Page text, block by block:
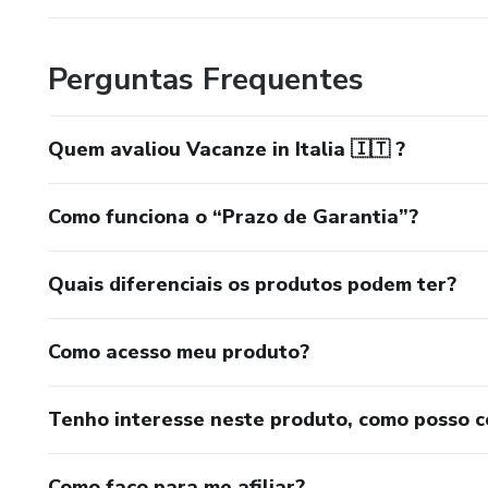
Perguntas Frequentes
Quem avaliou Vacanze in Italia 🇮🇹 ?
Como funciona o “Prazo de Garantia”?
Quais diferenciais os produtos podem ter?
Como acesso meu produto?
Tenho interesse neste produto, como posso